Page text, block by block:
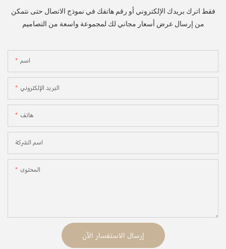
فقط اترك بريدك الإلكتروني أو رقم هاتفك في نموذج الاتصال حتى نتمكن
من إرسال عرض أسعار مجاني لك لمجموعة واسعة من التصاميم
اسم
البريد الإلكتروني
هاتف
اسم الشركة
المحتوى
إرسال الاستفسار الآن